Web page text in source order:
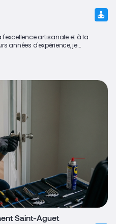
l'excellence artisanale et à la
années d'expérience, je...
Saint-Aguet